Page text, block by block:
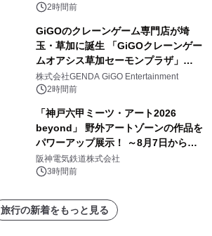
2時間前
GiGOのクレーンゲーム専門店が埼
玉・草加に誕生 「GiGOクレーンゲー
ムオアシス草加セーモンプラザ」
2026年8月7日(金)10時グランドオープ
ン
株式会社GENDA GiGO Entertainment
2時間前
「神戸六甲ミーツ・アート2026
beyond」 野外アートゾーンの作品を
パワーアップ展示！ ～8月7日からは
直前割パスポートを販売～
阪神電気鉄道株式会社
3時間前
旅行の新着をもっと見る